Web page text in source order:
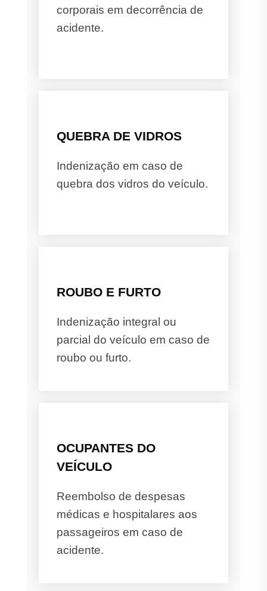
corporais em decorrência de
acidente.
QUEBRA DE VIDROS
Indenização em caso de
quebra dos vidros do veículo.
ROUBO E FURTO
Indenização integral ou
parcial do veículo em caso de
roubo ou furto.
OCUPANTES DO
VEÍCULO
Reembolso de despesas
médicas e hospitalares aos
passageiros em caso de
acidente.